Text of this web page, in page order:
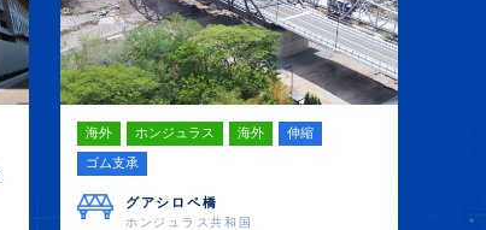
海外 ホンジュラス 海外 伸縮
ゴム支承
グアシロペ橋
ホンジュラス共和国